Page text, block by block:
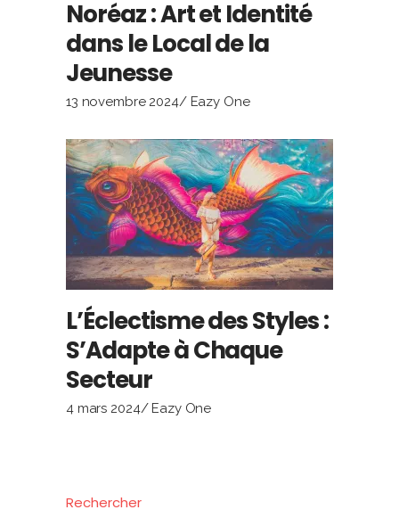
Noréaz : Art et Identité
dans le Local de la
Jeunesse
13 novembre 2024 Eazy One
L’Éclectisme des Styles :
S’Adapte à Chaque
Secteur
4 mars 2024 Eazy One
Rechercher